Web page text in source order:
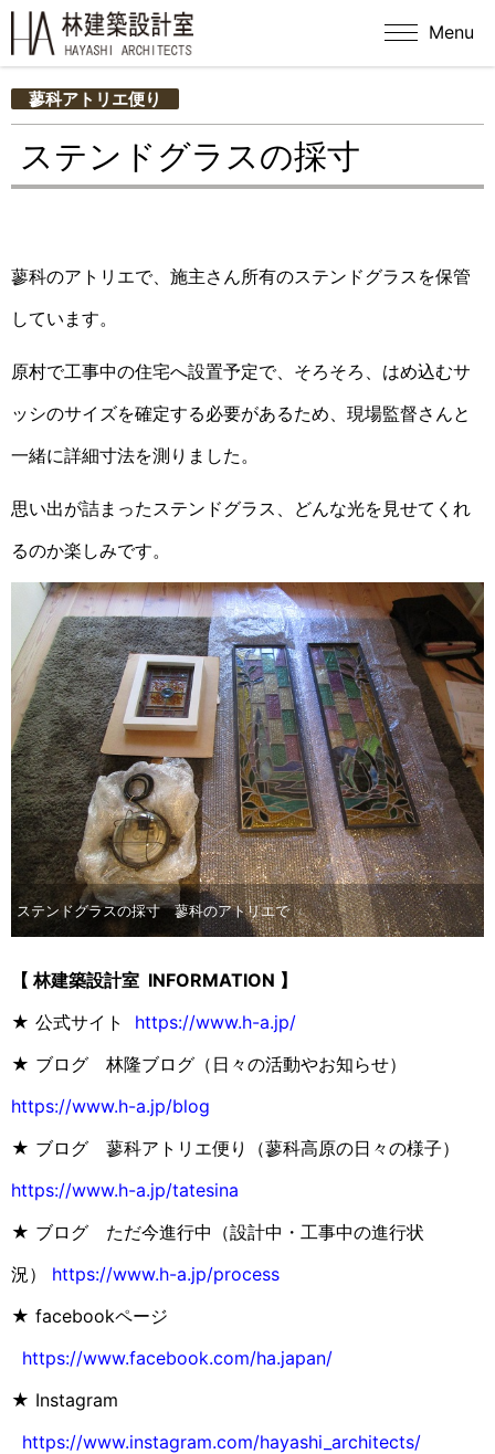
Menu
蓼科アトリエ便り
ステンドグラスの採寸
蓼科のアトリエで、施主さん所有のステンドグラスを保管
しています。
原村で工事中の住宅へ設置予定で、そろそろ、はめ込むサ
ッシのサイズを確定する必要があるため、現場監督さんと
一緒に詳細寸法を測りました。
思い出が詰まったステンドグラス、どんな光を見せてくれ
るのか楽しみです。
ステンドグラスの採寸 蓼科のアトリエで
【 林建築設計室 INFORMATION 】
★ 公式サイト https://www.h-a.jp/
★ ブログ 林隆ブログ（日々の活動やお知らせ）
https://www.h-a.jp/blog
★ ブログ 蓼科アトリエ便り（蓼科高原の日々の様子）
https://www.h-a.jp/tatesina
★ ブログ ただ今進行中（設計中・工事中の進行状
況） https://www.h-a.jp/process
★ facebookページ
https://www.facebook.com/ha.japan/
★ Instagram
https://www.instagram.com/hayashi_architects/